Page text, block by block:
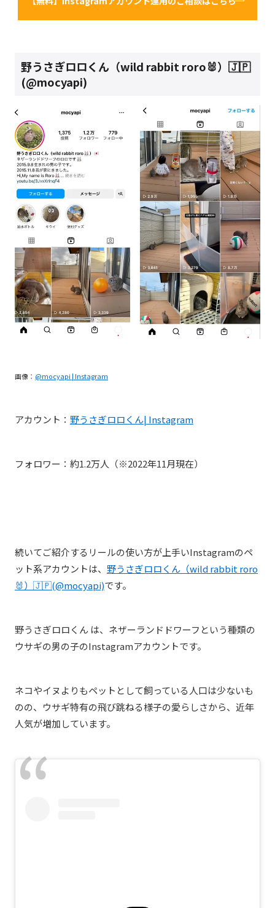
野うさぎロロくん（wild rabbit roro🐰）🇯🇵
(@mocyapi)
画像： @mocyapi | Instagram
アカウント： 野うさぎロロくん| Instagram
フォロワー：約1.2万人（※2022年11月現在）
続いてご紹介するリールの使い方が上手いInstagramのペ
ット系アカウントは、 野うさぎロロくん（wild rabbit roro
🐰）🇯🇵(@mocyapi)です。
野うさぎロロくん は、 ネザーランドドワーフという種類の
ウサギの男の子のInstagramアカウントです。
ネコやイヌよりもペットとして飼っている人口は少ないも
のの、ウサギ特有の飛び跳ねる様子の愛らしさから、近年
人気が増加しています。